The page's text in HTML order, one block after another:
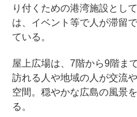
り付くための港湾施設とし
は、イベント等で人が滞留
ている。
屋上広場は、7階から9階ま
訪れる人や地域の人が交流
空間。穏やかな広島の風景
る。